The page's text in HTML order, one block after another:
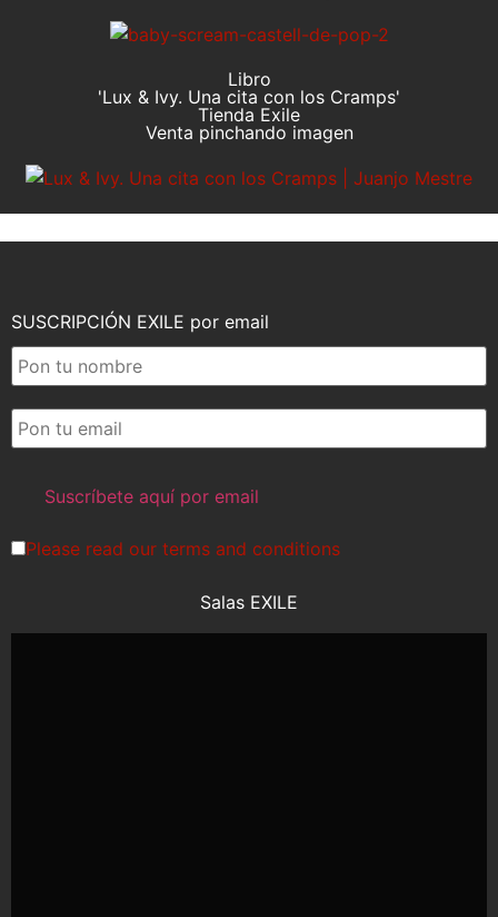
Libro
'Lux & Ivy. Una cita con los Cramps'
Tienda Exile
Venta pinchando imagen
SUSCRIPCIÓN EXILE por email
Please read our terms and conditions
Salas EXILE